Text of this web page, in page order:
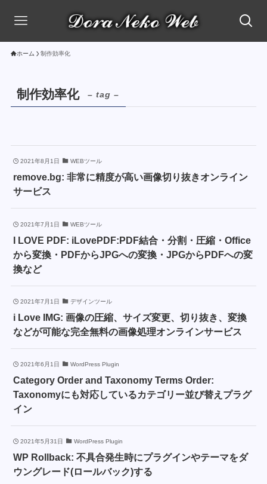
ホーム 制作効率化
制作効率化 – tag –
2021年8月1日 WEBツール
remove.bg: 非常に精度が高い画像切り抜きオンライン
サービス
2021年7月1日 WEBツール
I LOVE PDF: iLovePDF:PDF結合・分割・圧縮・Office
から変換・PDFからJPGへの変換・JPGからPDFへの変
換など
2021年7月1日 デザインツール
i Love IMG: 画像の圧縮、サイズ変更、切り抜き、変換
などが可能な完全無料の画像処理オンラインサービス
2021年6月1日 WordPress Plugin
Category Order and Taxonomy Terms Order:
Taxonomyにも対応しているカテゴリー並び替えプラグ
イン
2021年5月31日 WordPress Plugin
WP Rollback: 不具合発生時にプラグインやテーマをダ
ウングレード(ロールバック)する